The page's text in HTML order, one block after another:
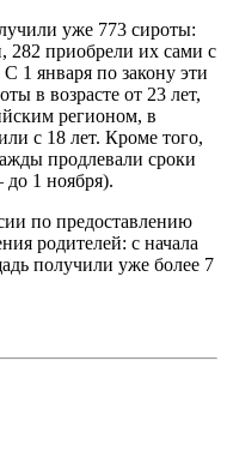
уже 773 сироты:
282 приобрели их сами с
января по закону эти
в возрасте от 23 лет,
регионом, в
с 18 лет. Кроме того,
продлевали сроки
до 1 ноября).
по предоставлению
родителей: с начала
получили уже более 7